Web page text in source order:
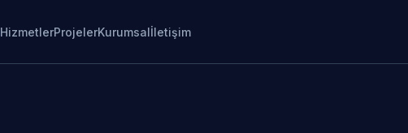
HizmetlerProjelerKurumsalİletişim